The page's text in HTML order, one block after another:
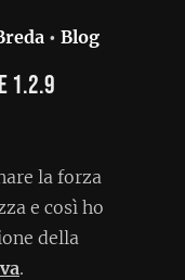
• Blog
1.2.9
la forza
e così ho
della
.